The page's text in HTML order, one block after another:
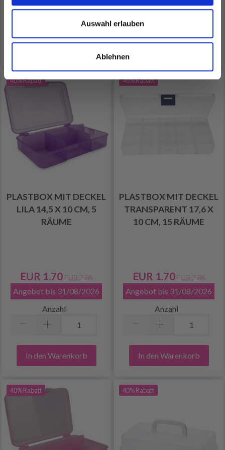
Auswahl erlauben
Ablehnen
In den Warenkorb In den Warenkorb
40% Rabatt
PLASTBOX MIT DECKEL
LILA 14,5 X 10 CM, 5
RÄUME
EUR 1.70 EUR 2.85
Angebot bis 31/08/2026
Anzahl
In den Warenkorb
40% Rabatt
PLASTBOX MIT DECKEL
TRANSPARENT 17,6 X
10 CM, 15 RÄUME
EUR 1.70 EUR 2.85
Angebot bis 31/08/2026
Anzahl
In den Warenkorb
40% Rabatt 40% Rabatt